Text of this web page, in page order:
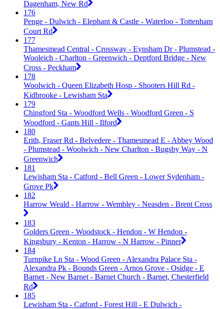
Dagenham, New Rd
176
Penge - Dulwich - Elephant & Castle - Waterloo - Tottenham
Court Rd
177
Thamesmead Central - Crossway - Eynsham Dr - Plumstead -
Wooleich - Charlton - Greenwich - Deptford Bridge - New
Cross - Peckham
178
Woolwich - Queen Elizabeth Hosp - Shooters Hill Rd -
Kidbrooke - Lewisham Sta
179
Chingford Sta - Woodford Wells - Woodford Green - S
Woodford - Gants Hill - Ilford
180
Erith, Fraser Rd - Belvedere - Thamesmead E - Abbey Wood
- Plumstead - Woolwich - New Charlton - Bugsby Way - N
Greenwich
181
Lewisham Sta - Catford - Bell Green - Lower Sydenham -
Grove Pk
182
Harrow Weald - Harrow - Wembley - Neasden - Brent Cross
183
Golders Green - Woodstock - Hendon - W Hendon -
Kingsbury - Kenton - Harrow - N Harrow - Pinner
184
Turnpike Ln Sta - Wood Green - Alexandra Palace Sta -
Alexandra Pk - Bounds Green - Arnos Grove - Osidge - E
Barnet - New Barnet - Barnet Church - Barnet, Chesterfield
Rd
185
Lewisham Sta - Catford - Forest Hill - E Dulwich -